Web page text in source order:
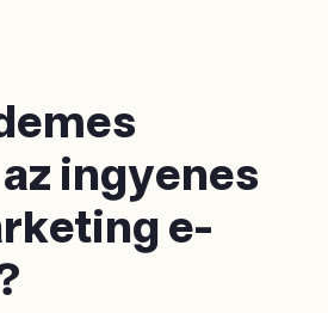
ingyenes
e-